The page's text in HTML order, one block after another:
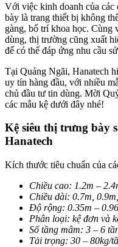
Với việc kinh doanh của các
bày là trang thiết bị không
gàng, bố trí khoa học. Cùng
dùng, thị trường cũng xuất
để có thể đáp ứng nhu cầu
Tại Quảng Ngãi, Hanatech
uy tín hàng đầu, với nhiều
chủ đầu tư tin dùng. Mời
các mẫu kệ dưới đây nhé!
Kệ siêu thị trưng bày
Hanatech
Kích thước tiêu chuẩn của
Chiều cao: 1.2m –
Chiều dài: 0.7m,
Độ rộng: 0.35m –
Phân loại: kệ đơn và
Số tầng mâm: 3 – 6
Tải trọng: 30 – 80kg/